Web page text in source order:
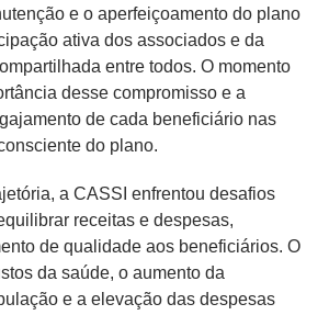
e o aperfeiçoamento do plano
ativa dos associados e da
entre todos. O momento
desse compromisso e a
de cada beneficiário nas
do plano.
a CASSI enfrentou desafios
receitas e despesas,
de qualidade aos beneficiários. O
da saúde, o aumento da
e a elevação das despesas